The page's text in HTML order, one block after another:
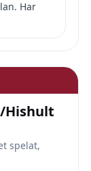
Har
Hishult
spelat,